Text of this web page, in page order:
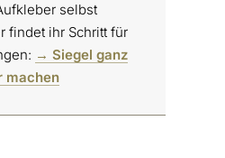
selbst
findet ihr Schritt für
→ Siegel ganz
machen